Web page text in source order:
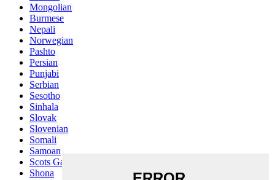
Mongolian
Burmese
Nepali
Norwegian
Pashto
Persian
Punjabi
Serbian
Sesotho
Sinhala
Slovak
Slovenian
Somali
Samoan
Scots Gaelic
Shona